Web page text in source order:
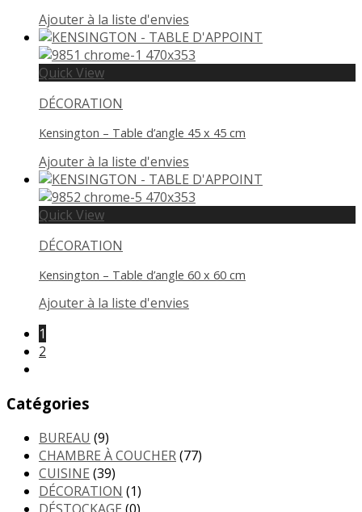
Ajouter à la liste d'envies
Quick View
DÉCORATION
Kensington – Table d’angle 45 x 45 cm
Ajouter à la liste d'envies
Quick View
DÉCORATION
Kensington – Table d’angle 60 x 60 cm
Ajouter à la liste d'envies
1
2
Catégories
BUREAU (9)
CHAMBRE À COUCHER(77)
CUISINE (39)
DÉCORATION (1)
DÉSTOCKAGE (0)